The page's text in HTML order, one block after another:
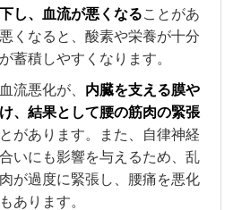
し、血流が悪くなることがあ
くなると、酸素や栄養が十分
蓄積しやすくなります。
流悪化が、 内臓を支える膜や
、結果として腰の筋肉の緊張
があります。また、自律神経
いにも影響を与えるため、乱
が過度に緊張し、腰痛を悪化
あります。